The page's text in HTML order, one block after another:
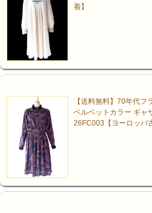
着】
【送料無料】70年代
ベルベットカラー ギャ
26FC003【ヨーロッパ